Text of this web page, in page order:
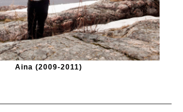
Aina (2009-2011)